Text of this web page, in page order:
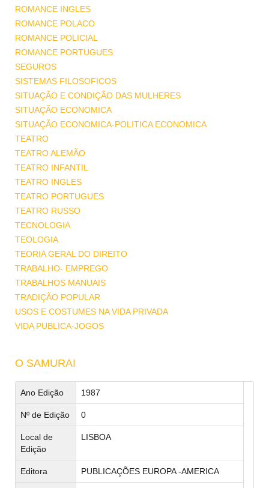
ROMANCE INGLES
ROMANCE POLACO
ROMANCE POLICIAL
ROMANCE PORTUGUES
SEGUROS
SISTEMAS FILOSOFICOS
SITUAÇÃO E CONDIÇÃO DAS MULHERES
SITUAÇÃO ECONOMICA
SITUAÇÃO ECONOMICA-POLITICA ECONOMICA
TEATRO
TEATRO ALEMÃO
TEATRO INFANTIL
TEATRO INGLES
TEATRO PORTUGUES
TEATRO RUSSO
TECNOLOGIA
TEOLOGIA
TEORIA GERAL DO DIREITO
TRABALHO- EMPREGO
TRABALHOS MANUAIS
TRADIÇÃO POPULAR
USOS E COSTUMES NA VIDA PRIVADA
VIDA PUBLICA-JOGOS
O SAMURAI
Ano Edição 1987
Nº de Edição 0
Local de
Edição
LISBOA
Editora PUBLICAÇÕES EUROPA -AMERICA